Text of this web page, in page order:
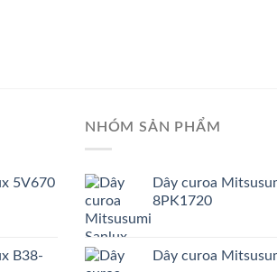
5V670
B38-
NHÓM SẢN PHẨM
Dây curoa
8PK1720
Dây curoa